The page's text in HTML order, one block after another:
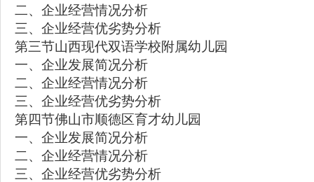
二、企业经营情况分析
三、企业经营优劣势分析
第三节山西现代双语学校附属幼儿园
一、企业发展简况分析
二、企业经营情况分析
三、企业经营优劣势分析
第四节佛山市顺德区育才幼儿园
一、企业发展简况分析
二、企业经营情况分析
三、企业经营优劣势分析